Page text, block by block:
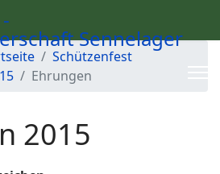
Schützenfest
Ehrungen
2015